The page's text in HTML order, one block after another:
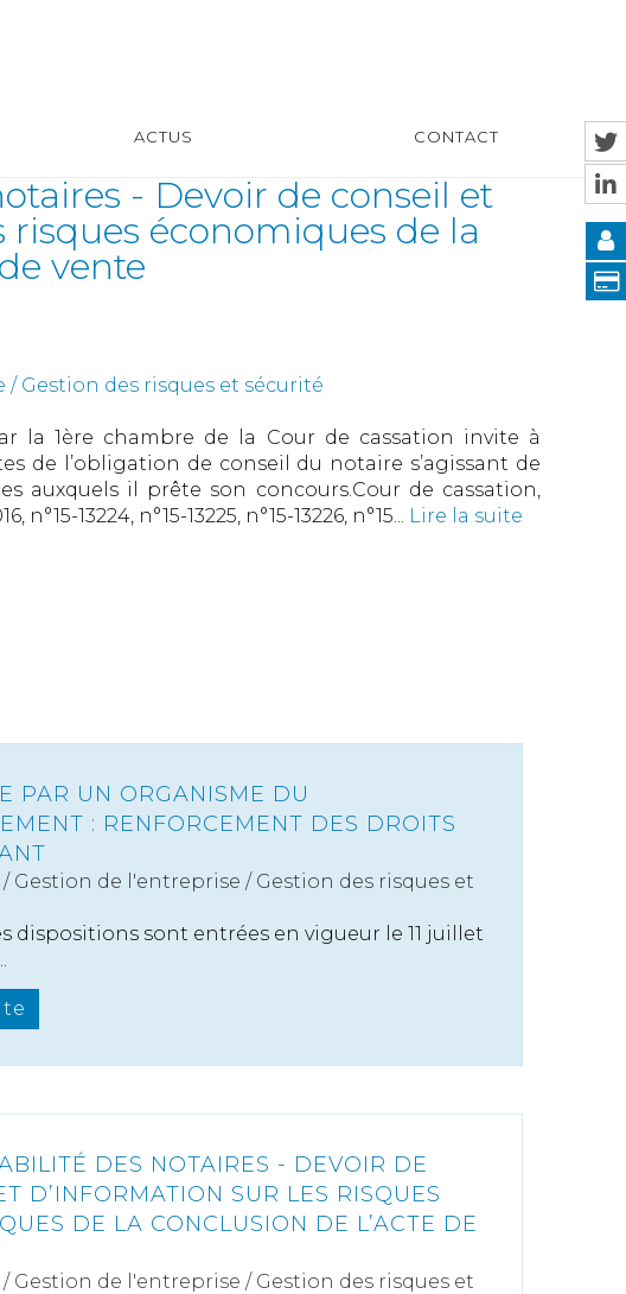
ACTUS CONTACT
- Devoir de conseil et
risques économiques de la
vente
/ Gestion des risques et sécurité
la 1ère chambre de la Cour de cassation invite à
de l’obligation de conseil du notaire s’agissant de
auxquels il prête son concours.Cour de cassation,
13224, n°15-13225, n°15-13226, n°15... Lire la suite
PAR UN ORGANISME DU
: RENFORCEMENT DES DROITS
/ Gestion de l'entreprise / Gestion des risques et
dispositions sont entrées en vigueur le 11 juillet
DES NOTAIRES - DEVOIR DE
D’INFORMATION SUR LES RISQUES
DE LA CONCLUSION DE L’ACTE DE
/ Gestion de l'entreprise / Gestion des risques et